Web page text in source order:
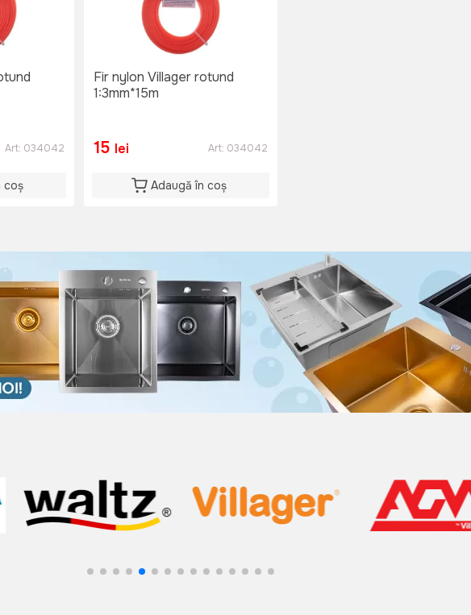
Art: 034042
coș
Fir nylon Villager rotund
1:3mm*15m
15 lei Art: 034042
Adaugă în coș